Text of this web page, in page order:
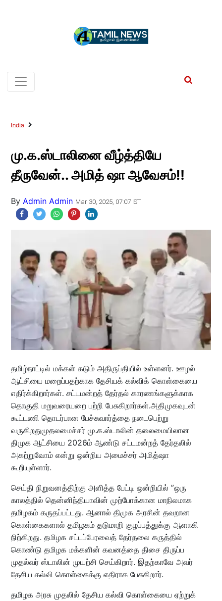
India
மு.க.ஸ்டாலினை வீழ்த்தியே
தீருவேன்.. அமித் ஷா ஆவேசம்!!
By Admin Admin Mar 30, 2025, 07:07 IST
தமிழ்நாட்டில் மக்கள் கடும் அதிருப்தியில் உள்ளனர். ஊழல்
ஆட்சியை மறைப்பதற்காக தேசியக் கல்விக் கொள்கையை
எதிர்க்கிறார்கள். சட்டமன்றத் தேர்தல் காரணங்களுக்காக
தொகுதி மறுவரையறை பற்றி பேசுகிறார்கள்.அதிமுகவுடன்
கூட்டணி தொடர்பான பேச்சுவார்த்தை நடைபெற்று
வருகிறதுமுதலமைச்சர் மு.க.ஸ்டாலின் தலைமையிலான
திமுக ஆட்சியை 2026ம் ஆண்டு சட்டமன்றத் தேர்தலில்
அகற்றுவோம் என்று ஒன்றிய அமைச்சர் அமித்ஷா
கூறியுள்ளார்.
செய்தி நிறுவனத்திற்கு அளித்த பேட்டி ஒன்றியில் ”ஒரு
காலத்தில் தென்னிந்தியாவின் முற்போக்கான மாநிலமாக
தமிழகம் கருதப்பட்டது. ஆனால் திமுக அரசின் தவறான
கொள்கைகளால் தமிழகம் தடுமாறி குழப்பத்துக்கு ஆளாகி
நிற்கிறது. தமிழக சட்டப்பேரவைத் தேர்தலை கருத்தில்
கொண்டு தமிழக மக்களின் கவனத்தை திசை திருப்ப
முதல்வர் ஸ்டாலின் முயற்சி செய்கிறார். இதற்காவே அவர்
தேசிய கல்வி கொள்கைக்கு எதிராக பேசுகிறார்.
தமிழக அரசு முதலில் தேசிய கல்வி கொள்கையை ஏற்றுக்